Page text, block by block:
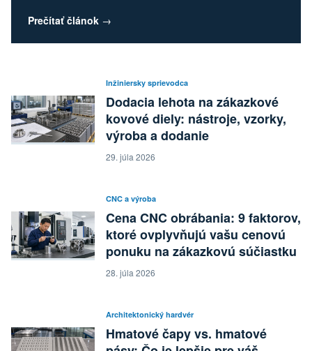
Prečítať článok →
Inžiniersky sprievodca
Dodacia lehota na zákazkové
kovové diely: nástroje, vzorky,
výroba a dodanie
29. júla 2026
CNC a výroba
Cena CNC obrábania: 9 faktorov,
ktoré ovplyvňujú vašu cenovú
ponuku na zákazkovú súčiastku
28. júla 2026
Architektonický hardvér
Hmatové čapy vs. hmatové